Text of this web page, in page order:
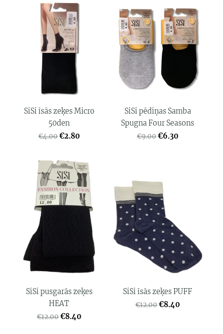
SiSi īsās zeķes Micro
50den
€4.00€2.80
SiSi pēdiņas Samba
Spugna Four Seasons
€9.00€6.30
SiSi pusgarās zeķes
HEAT
€12.00€8.40
SiSi īsās zeķes PUFF
€12.00€8.40